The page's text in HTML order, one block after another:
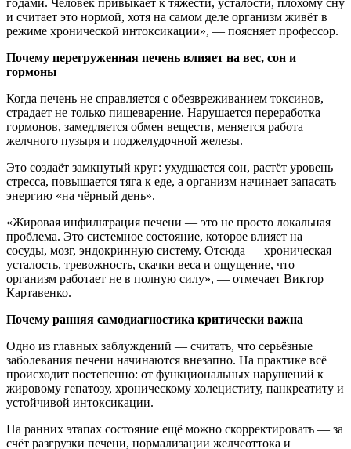
и считает это нормой, хотя на самом деле организм живёт в
режиме хронической интоксикации», — поясняет профессор.
Почему перегруженная печень влияет на вес, сон и
гормоны
Когда печень не справляется с обезвреживанием токсинов,
страдает не только пищеварение. Нарушается переработка
гормонов, замедляется обмен веществ, меняется работа
желчного пузыря и поджелудочной железы.
Это создаёт замкнутый круг: ухудшается сон, растёт уровень
стресса, повышается тяга к еде, а организм начинает запасать
энергию «на чёрный день».
«Жировая инфильтрация печени — это не просто локальная
проблема. Это системное состояние, которое влияет на
сосуды, мозг, эндокринную систему. Отсюда — хроническая
усталость, тревожность, скачки веса и ощущение, что
организм работает не в полную силу», — отмечает Виктор
Картавенко.
Почему ранняя самодиагностика критически важна
Одно из главных заблуждений — считать, что серьёзные
заболевания печени начинаются внезапно. На практике всё
происходит постепенно: от функциональных нарушений к
жировому гепатозу, хроническому холециститу, панкреатиту и
устойчивой интоксикации.
На ранних этапах состояние ещё можно скорректировать — за
счёт разгрузки печени, нормализации желчеоттока и